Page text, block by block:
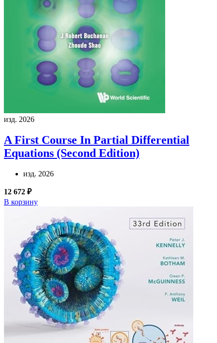
изд. 2026
A First Course In Partial Differential
Equations (Second Edition)
изд. 2026
12 672 ₽
В корзину